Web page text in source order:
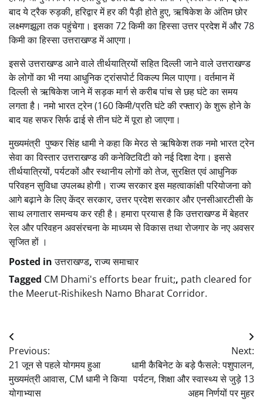
बाद ये ट्रैक रुड़की, हरिद्वार में हर की पैड़ी होते हुए, ऋषिकेश के अंतिम छोर
लक्ष्मणझूला तक पहुंचेगा। इसका 72 किमी का हिस्सा उत्तर प्रदेश में और 78
किमी का हिस्सा उत्तराखण्ड में आएगा।
इससे उत्तराखण्ड आने वाले तीर्थयात्रियों सहित दिल्ली जाने वाले उत्तराखण्ड
के लोगों का भी नया आधुनिक ट्रांसपोर्ट विकल्प मिल पाएगा। वर्तमान में
दिल्ली से ऋषिकेश जाने में सड़क मार्ग से करीब पांच से छह घंटे का समय
लगता है। नमो भारत ट्रेन (160 किमी/प्रति घंटे की रफ्तार) के शुरू होने के
बाद यह सफर सिर्फ ढाई से तीन घंटे में पूरा हो जाएगा।
मुख्यमंत्री पुष्कर सिंह धामी ने कहा कि मेरठ से ऋषिकेश तक नमो भारत ट्रेन
सेवा का विस्तार उत्तराखण्ड की कनेक्टिविटी को नई दिशा देगा। इससे
तीर्थयात्रियों, पर्यटकों और स्थानीय लोगों को तेज, सुरक्षित एवं आधुनिक
परिवहन सुविधा उपलब्ध होगी। राज्य सरकार इस महत्वाकांक्षी परियोजना को
आगे बढ़ाने के लिए केंद्र सरकार, उत्तर प्रदेश सरकार और एनसीआरटीसी के
साथ लगातार समन्वय कर रही है। हमारा प्रयास है कि उत्तराखण्ड में बेहतर
रेल और परिवहन अवसंरचना के माध्यम से विकास तथा रोजगार के नए अवसर
सृजित हों ।
Posted inउत्तराखण्ड,राज्य समाचार
Tagged CM Dhami's efforts bear fruit;, path cleared for
the Meerut-Rishikesh Namo Bharat Corridor.
Post
navigation
Previous:
21 जून से पहले योगमय हुआ
मुख्यमंत्री आवास, CM धामी ने किया
योगाभ्यास
Next:
धामी कैबिनेट के बड़े फैसले: पशुपालन,
पर्यटन, शिक्षा और स्वास्थ्य से जुड़े 13
अहम निर्णयों पर मुहर